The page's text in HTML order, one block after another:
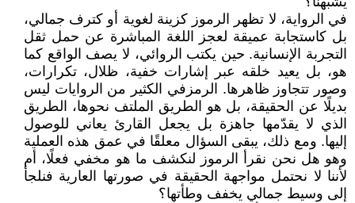
في الرواية، لا تظهر الرموز كزينة لغوية أو كترف جمالي،
بل كاستجابة عميقة لعجز اللغة المباشرة عن حمل ثقل
التجربة الإنسانية. حين يكتب الروائي، لا يصف الواقع كما
هو، بل يعيد خلقه عبر إشارات خفية، ظلال، تكرارات،
وصور تتجاوز ظاهرها. الرمزفي الكثير من الروايات ليس
بديلًا عن الحقيقة، بل هو الطريق الملتف نحوها، الطريق
الذي لا يقدّمها جاهزة بل يجعل القارئ يعاني للوصول
إليها. ومع ذلك، يبقى السؤال معلقًا في عمق هذه العملية
وهو هل نحن نقرأ الرموز لنكشف ما هو مخفي فعلًا، أم
لأننا لا نحتمل مواجهة الحقيقة في صورتها العارية فنلجأ
إلى وسيط جمالي يخفف وطأتها؟